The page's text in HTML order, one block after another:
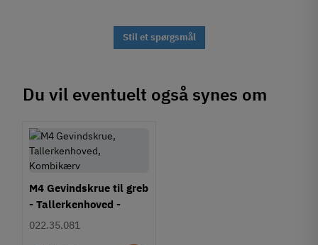
Stil et spørgsmål
Du vil eventuelt også synes om
M4 Gevindskrue til greb
- Tallerkenhoved -
Krydskærv
022.35.081